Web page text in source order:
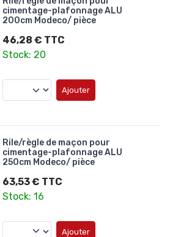
cimentage-plafonnage ALU
200cm Modeco/ pièce
46,28 € TTC
Stock: 20
Ajouter
Rile/règle de maçon pour
cimentage-plafonnage ALU
250cm Modeco/ pièce
63,53 € TTC
Stock: 16
Ajouter